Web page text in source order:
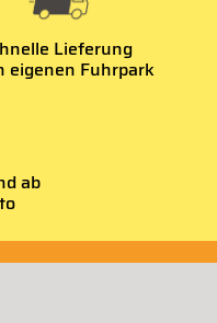
Lieferung
eigenen Fuhrpark
ab